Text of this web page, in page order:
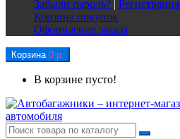
Забыли пароль? | Регистрация
Корзина покупок
Оформление заказа
Корзина 0 р.
В корзине пусто!